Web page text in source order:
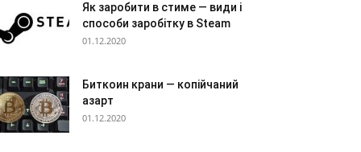
Як заробити в стиме — види і
способи заробітку в Steam
01.12.2020
Биткоин крани — копійчаний
азарт
01.12.2020